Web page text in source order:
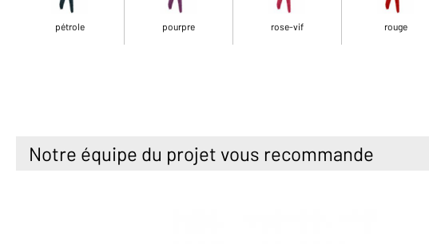
pétrole pourpre rose-vif rouge
Notre équipe du projet vous recommande